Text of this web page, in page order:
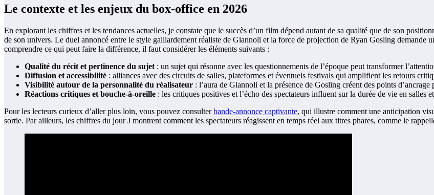
Le contexte et les enjeux du box-office en 2026
En explorant les chiffres et les tendances actuelles, je constate que le succès d’un film dépend autant de sa qualité que de son
de son univers. Le duel annoncé entre le style gaillardement réaliste de Giannoli et la force de projection de Ryan Gosling demande
comprendre ce qui peut faire la différence, il faut considérer les éléments suivants :
Qualité du récit et pertinence du sujet : un sujet qui résonne avec les questionnements de l’époque peut transformer
Diffusion et accessibilité : alliances avec des circuits de salles, plateformes et éventuels festivals qui amplifient les retours
Visibilité autour de la personnalité du réalisateur : l’aura de Giannoli et la présence de Gosling créent des points d’ancrage
Réactions critiques et bouche-à-oreille : les critiques positives et l’écho des spectateurs influent sur la durée de vie en salles
Pour les lecteurs curieux d’aller plus loin, vous pouvez consulterbande-annonce captivante, qui illustre comment une anticipation
sortie. Par ailleurs, les chiffres du jour J montrent comment les spectateurs réagissent en temps réel aux titres phares, comme le